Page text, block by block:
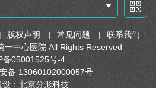
| 版权声明 | 常见问题 |
联系我们
一中心医院 All Rights Reserved
备05001525号-4
备 13060102000057号
设：北京分形科技